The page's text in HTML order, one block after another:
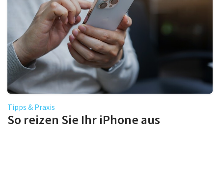
Tipps & Praxis
So reizen Sie Ihr iPhone aus